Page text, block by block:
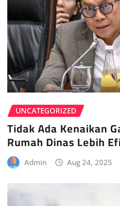
UNCATEGORIZED
Tidak Ada Kenaikan
Rumah Dinas Lebih
Admin Aug 24, 2025